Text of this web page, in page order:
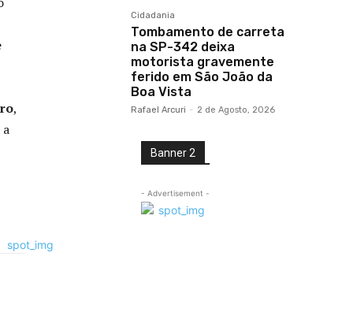
,
Cidadania
Tombamento de carreta
na SP-342 deixa
motorista gravemente
ferido em São João da
Boa Vista
Rafael Arcuri - 2 de Agosto, 2026
Banner 2
- Advertisement -